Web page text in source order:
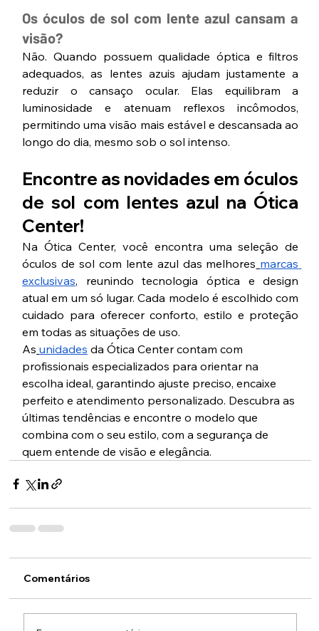
Os óculos de sol com lente azul cansam a
visão?
Não. Quando possuem qualidade óptica e filtros
adequados, as lentes azuis ajudam justamente a
reduzir o cansaço ocular. Elas equilibram a
luminosidade e atenuam reflexos incômodos,
permitindo uma visão mais estável e descansada ao
longo do dia, mesmo sob o sol intenso.
Encontre as novidades em óculos
de sol com lentes azul na Ótica
Center!
Na Ótica Center, você encontra uma seleção de
óculos de sol com lente azul das melhores marcas
exclusivas, reunindo tecnologia óptica e design
atual em um só lugar. Cada modelo é escolhido com
cuidado para oferecer conforto, estilo e proteção
em todas as situações de uso.
As unidades da Ótica Center contam com
profissionais especializados para orientar na
escolha ideal, garantindo ajuste preciso, encaixe
perfeito e atendimento personalizado. Descubra as
últimas tendências e encontre o modelo que
combina com o seu estilo, com a segurança de
quem entende de visão e elegância.
Comentários